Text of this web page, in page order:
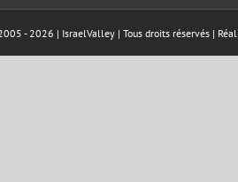
- 2026 | IsraelValley | Tous droits réservés |